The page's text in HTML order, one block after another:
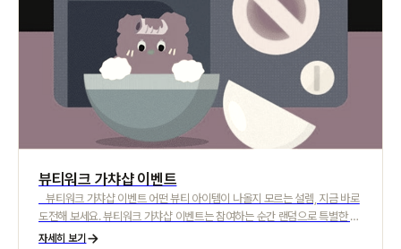
뷰티워크 가챠샵 이벤트
뷰티워크 가챠샵 이벤트 어떤 뷰티 아이템이 나올지 모르는 설렘, 지금 바로
도전해 보세요. 뷰티워크 가챠샵 이벤트는 참여하는 순간 랜덤으로 특별한 뷰
티 상품을 만나볼 수 있는 재미있는 프로모션입니다. 스킨케어, 메이크업, 뷰
자세히 보기